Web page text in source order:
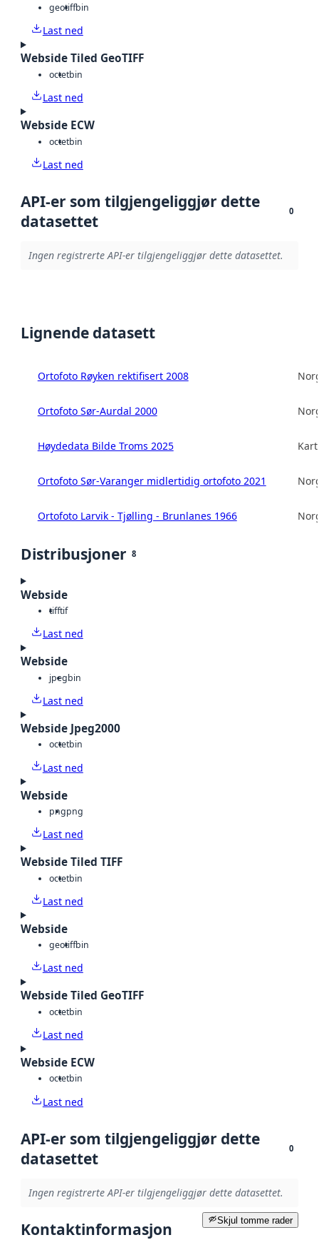
geotiffbin
Last ned
Webside Tiled GeoTIFF
octetbin
Last ned
Webside ECW
octetbin
Last ned
API-er som tilgjengeliggjør dette
datasettet
0
Ingen registrerte API-er tilgjengeliggjør dette datasettet.
Lignende datasett
Ortofoto Røyken rektifisert 2008
Ortofoto Sør-Aurdal 2000
Høydedata Bilde Troms 2025
Ortofoto Sør-Varanger midlertidig ortofoto 2021
Ortofoto Larvik - Tjølling - Brunlanes 1966
Distribusjoner 8
Webside
tifftif
Last ned
Webside
jpegbin
Last ned
Webside Jpeg2000
octetbin
Last ned
Webside
pngpng
Last ned
Webside Tiled TIFF
octetbin
Last ned
Webside
geotiffbin
Last ned
Webside Tiled GeoTIFF
octetbin
Last ned
Webside ECW
octetbin
Last ned
API-er som tilgjengeliggjør dette
datasettet
0
Ingen registrerte API-er tilgjengeliggjør dette datasettet.
Skjul tomme rader
Kontaktinformasjon